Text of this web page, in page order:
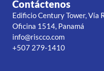
Contáctenos
Edificio Century Tower, Vía
Oficina 1514, Panamá
info@riscco.com
+507 279-1410